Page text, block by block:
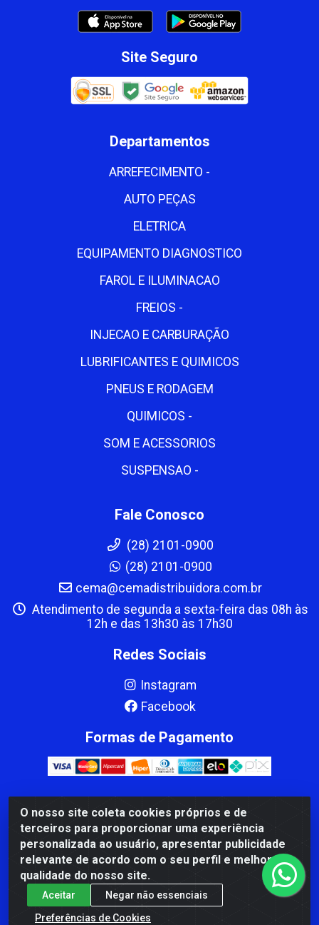
O nosso site coleta cookies próprios e de
terceiros para proporcionar uma experiência
personalizada ao usuário, apresentar publicidade
relevante de acordo com o seu perfil e melhorar a
qualidade do nosso site.
Aceitar
Negar não essenciais
Preferências de Cookies
Site Seguro
Departamentos
ARREFECIMENTO -
AUTO PEÇAS
ELETRICA
EQUIPAMENTO DIAGNOSTICO
FAROL E ILUMINACAO
FREIOS -
INJECAO E CARBURAÇÃO
LUBRIFICANTES E QUIMICOS
PNEUS E RODAGEM
QUIMICOS -
SOM E ACESSORIOS
SUSPENSAO -
Fale Conosco
(28) 2101-0900
(28) 2101-0900
cema@cemadistribuidora.com.br
Atendimento de segunda a sexta-feira das 08h às
12h e das 13h30 às 17h30
Redes Sociais
Instagram
Facebook
Formas de Pagamento
CBP MACEDO COMERCIO PEÇAS LTDA Matriz - av Mauro
Miranda Madureira, 1249 - Coramara , Cachoeiro de
Itapemirim/ES - CEP 29.311-310 - CNPJ 00.502.680/0001-41